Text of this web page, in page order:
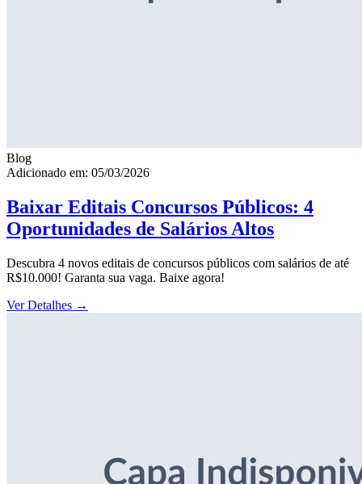
Blog
Adicionado em: 05/03/2026
Baixar Editais Concursos Públicos: 4
Oportunidades de Salários Altos
Descubra 4 novos editais de concursos públicos com salários de até
R$10.000! Garanta sua vaga. Baixe agora!
Ver Detalhes →